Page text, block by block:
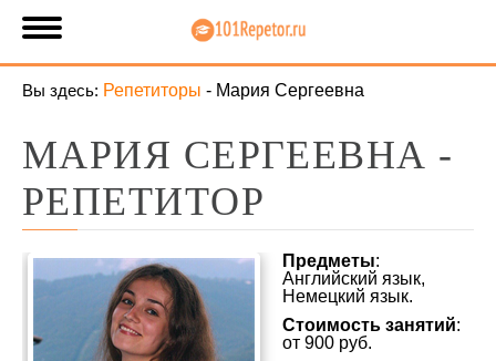
Вы здесь: Репетиторы - Мария Сергеевна
МАРИЯ СЕРГЕЕВНА -
РЕПЕТИТОР
Предметы:
Английский язык,
Немецкий язык.
Стоимость занятий:
от 900 руб.